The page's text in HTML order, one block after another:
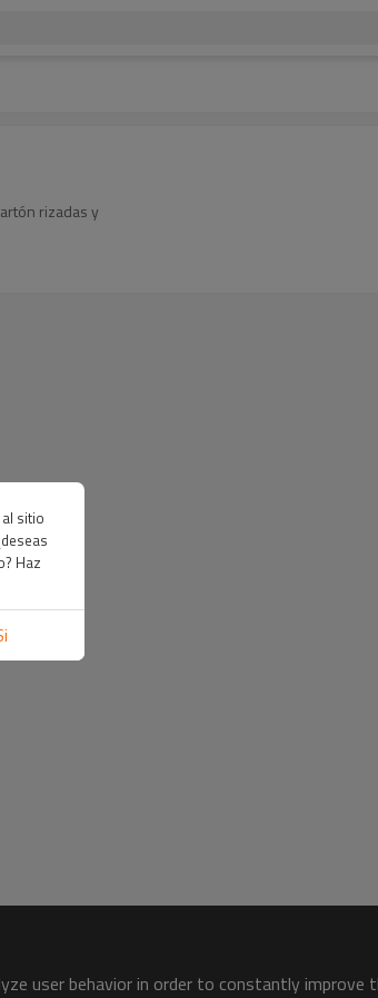
rizadas y
user behavior in order to constantly improve
sitio
Haz